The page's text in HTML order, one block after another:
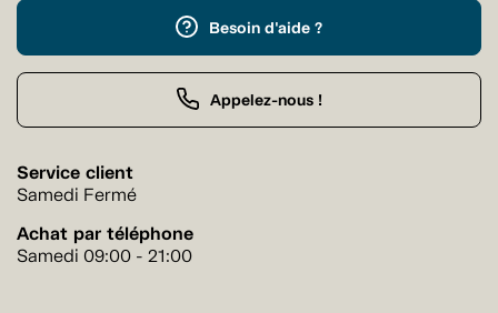
Besoin d'aide ?
Appelez-nous !
Service client
Samedi Fermé
Achat par téléphone
Samedi 09:00 - 21:00